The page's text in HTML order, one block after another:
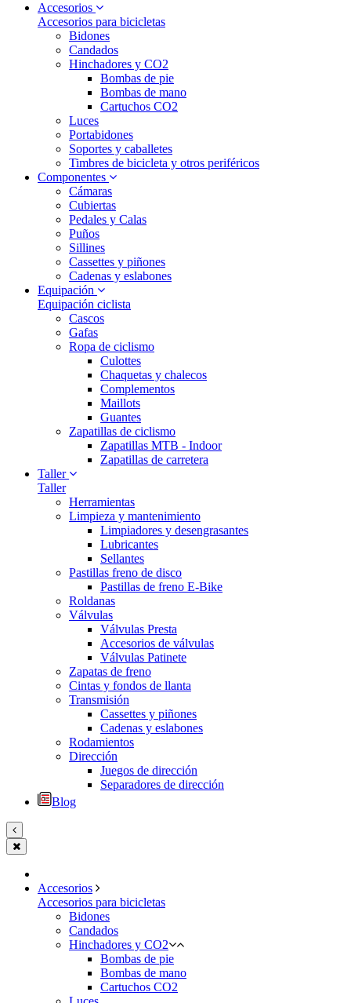
Accesorios
Accesorios para bicicletas
Bidones
Candados
Hinchadores y CO2
Bombas de pie
Bombas de mano
Cartuchos CO2
Luces
Portabidones
Soportes y caballetes
Timbres de bicicleta y otros periféricos
Componentes
Cámaras
Cubiertas
Pedales y Calas
Puños
Sillines
Cassettes y piñones
Cadenas y eslabones
Equipación
Equipación ciclista
Cascos
Gafas
Ropa de ciclismo
Culottes
Chaquetas y chalecos
Complementos
Maillots
Guantes
Zapatillas de ciclismo
Zapatillas MTB - Indoor
Zapatillas de carretera
Taller
Taller
Herramientas
Limpieza y mantenimiento
Limpiadores y desengrasantes
Lubricantes
Sellantes
Pastillas freno de disco
Pastillas de freno E-Bike
Roldanas
Válvulas
Válvulas Presta
Accesorios de válvulas
Válvulas Patinete
Zapatas de freno
Cintas y fondos de llanta
Transmisión
Cassettes y piñones
Cadenas y eslabones
Rodamientos
Dirección
Juegos de dirección
Separadores de dirección
Blog
Accesorios
Accesorios para bicicletas
Bidones
Candados
Hinchadores y CO2
Bombas de pie
Bombas de mano
Cartuchos CO2